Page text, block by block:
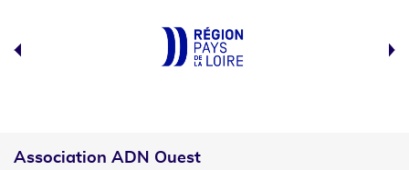
Association ADN Ouest